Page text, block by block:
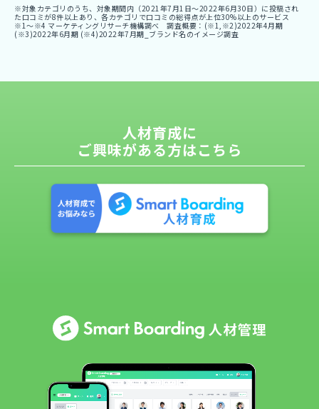
※対象カテゴリのうち、対象期間内（2021年7月1日〜2022年6月30日）に投稿され
た口コミが8件以上あり、各カテゴリで口コミの総得点が上位30%以上のサービス
※1〜※4 マーケティングリサーチ機構調べ 調査概要：(※1,※2)2022年4月期
(※3)2022年6月期 (※4)2022年7月期_ブランド名のイメージ調査
人材育成に
ご興味がある方はこちら